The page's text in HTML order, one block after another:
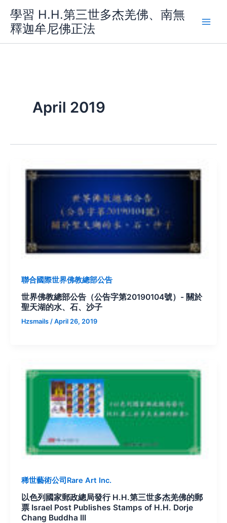
content
學習 H.H.第三世多杰羌佛、南無
釋迦牟尼佛正法
April 2019
聯合國際世界佛教總部公告
世界佛教總部公告（公告字第20190104號）- 關於
聖天湖的水、石、沙子
Hzsmails / April 26, 2019
稀世藝術公司Rare Art Inc.
以色列國家郵政總局發行 H.H.第三世多杰羌佛的郵
票 Israel Post Publishes Stamps of H.H. Dorje
Chang Buddha III